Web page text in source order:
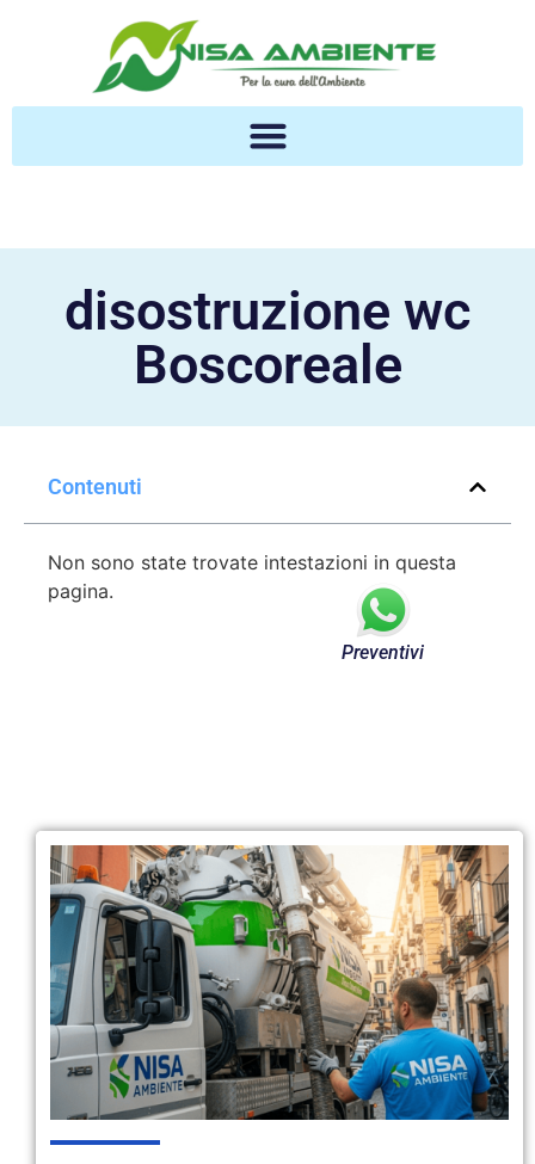
disostruzione wc
Boscoreale
Contenuti
Non sono state trovate intestazioni in questa
pagina.
Preventivi